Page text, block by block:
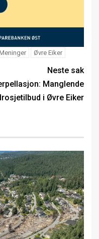
Øvre Eiker
Neste sak
Manglende
i Øvre Eiker